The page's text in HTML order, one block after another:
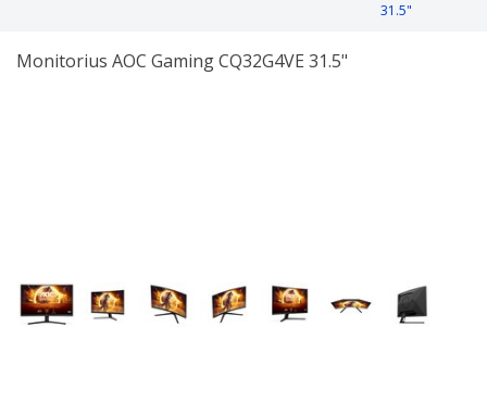
31.5"
Monitorius AOC Gaming CQ32G4VE 31.5"